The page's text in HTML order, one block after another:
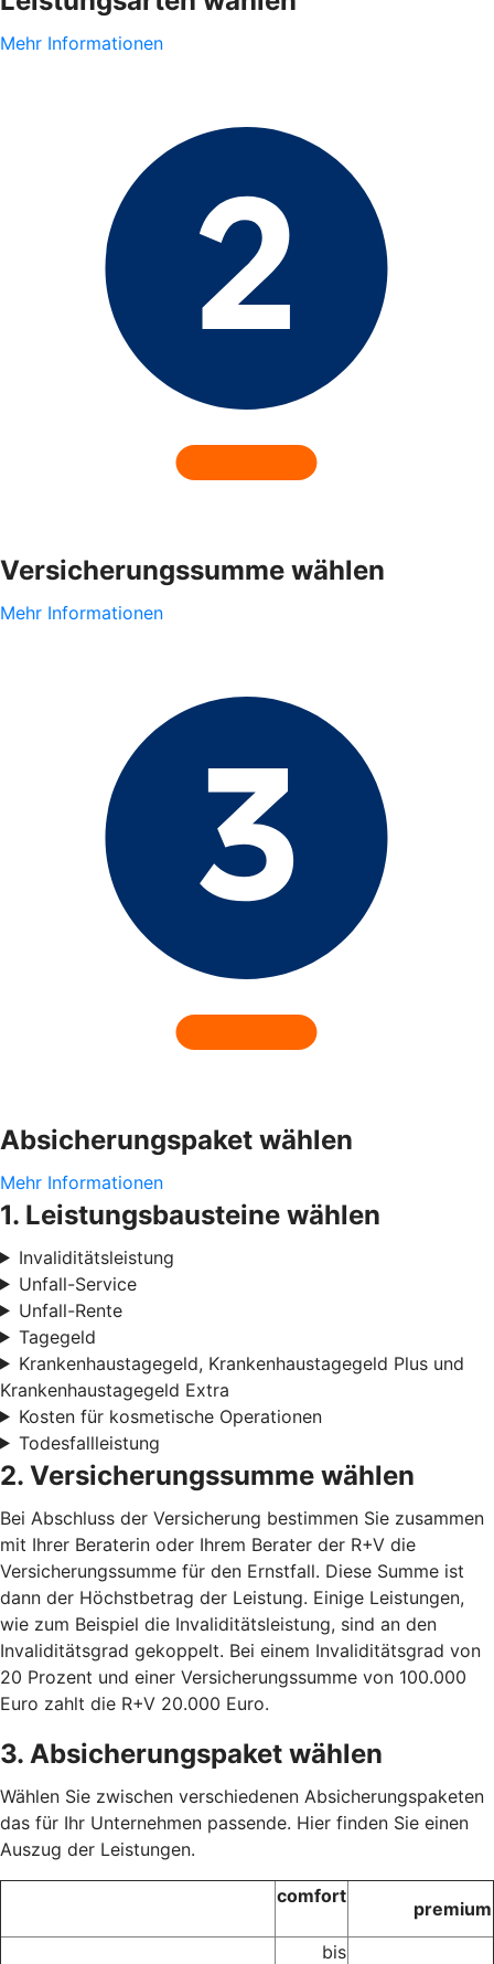
Mehr Informationen
Versicherungssumme wählen
Mehr Informationen
Absicherungspaket wählen
Mehr Informationen
1. Leistungsbausteine wählen
Invaliditätsleistung
Unfall-Service
Unfall-Rente
Tagegeld
Krankenhaustagegeld, Krankenhaustagegeld Plus und
Krankenhaustagegeld Extra
Kosten für kosmetische Operationen
Todesfallleistung
2. Versicherungssumme wählen
Bei Abschluss der Versicherung bestimmen Sie zusammen
mit Ihrer Beraterin oder Ihrem Berater der R+V die
Versicherungssumme für den Ernstfall. Diese Summe ist
dann der Höchstbetrag der Leistung. Einige Leistungen,
wie zum Beispiel die Invaliditätsleistung, sind an den
Invaliditätsgrad gekoppelt. Bei einem Invaliditätsgrad von
20 Prozent und einer Versicherungssumme von 100.000
Euro zahlt die R+V 20.000 Euro.
3. Absicherungspaket wählen
Wählen Sie zwischen verschiedenen Absicherungspaketen
das für Ihr Unternehmen passende. Hier finden Sie einen
Auszug der Leistungen.
comfort
premium
bis